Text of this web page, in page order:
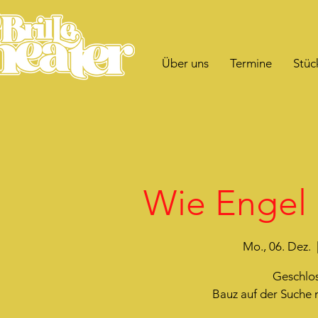
Über uns Termine
Wie Engel
Mo., 06. Dez.
Bauz auf der Suche